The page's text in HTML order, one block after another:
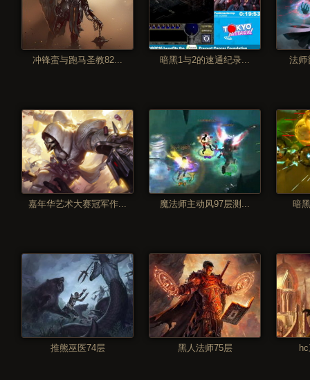
冲锋蛮与跑马圣教82... 暗黑1与2的速通纪录... 法师
嘉年华艺术大赛冠军作... 魔法师主动风97层测... 暗
推熊巫医74层 黑人法师75层